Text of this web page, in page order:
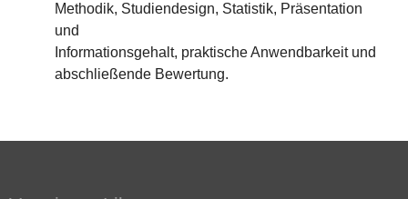
Methodik, Studiendesign, Statistik, Präsentation
und
Informationsgehalt, praktische Anwendbarkeit und
abschließende Bewertung.